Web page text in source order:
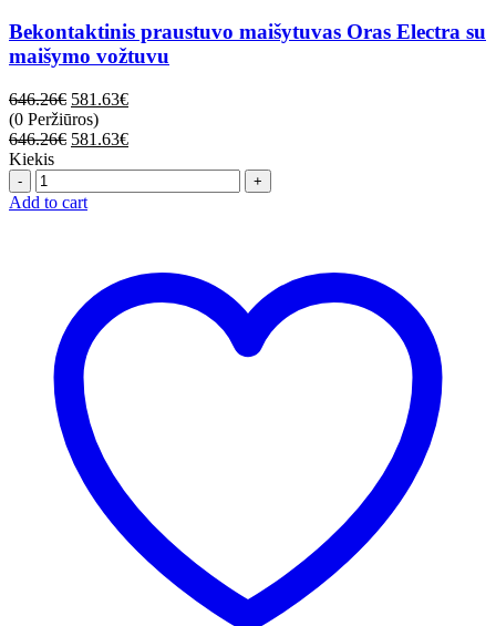
Bekontaktinis praustuvo maišytuvas Oras Electra su
maišymo vožtuvu
646.26€ 581.63€
(0 Peržiūros)
646.26€ 581.63€
Kiekis
Quantity
Add to cart